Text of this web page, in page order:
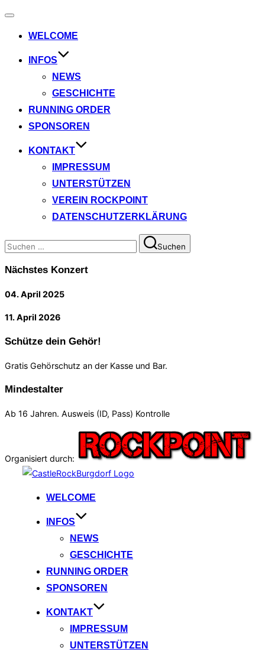
Navigation
WELCOME
INFOS
NEWS
GESCHICHTE
RUNNING ORDER
SPONSOREN
KONTAKT
IMPRESSUM
UNTERSTÜTZEN
VEREIN ROCKPOINT
DATENSCHUTZERKLÄRUNG
Suchen
nach:
Suchen
Nächstes Konzert
04. April 2025
11. April 2026
Schütze dein Gehör!
Gratis Gehörschutz an der Kasse und Bar.
Mindestalter
Ab 16 Jahren. Ausweis (ID, Pass) Kontrolle
Organisiert durch:
springen
WELCOME
INFOS
NEWS
GESCHICHTE
RUNNING ORDER
SPONSOREN
KONTAKT
IMPRESSUM
UNTERSTÜTZEN